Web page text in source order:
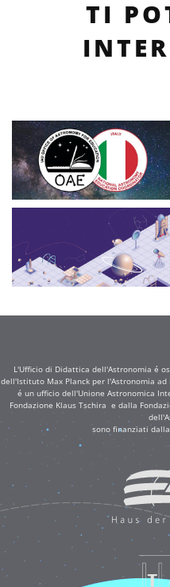
TI
L'Ufficio di Didattica dell'Astronomia é
dell'Istituto Max Planck per l'Astronomia
é un ufficio dell'Unione Astronomica
Fondazione Klaus Tschira e dalla
sono finanziati dalla